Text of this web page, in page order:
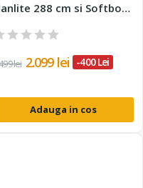
288 cm si Softbox
lei 2.099 lei -400 Lei
Adauga in cos